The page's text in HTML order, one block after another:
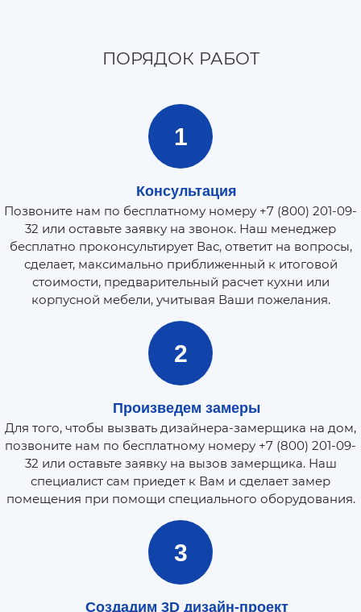
ПОРЯДОК РАБОТ
1
Консультация
Позвоните нам по бесплатному номеру +7 (800) 201-09-
32 или оставьте заявку на звонок. Наш менеджер
бесплатно проконсультирует Вас, ответит на вопросы,
сделает, максимально приближенный к итоговой
стоимости, предварительный расчет кухни или
корпусной мебели, учитывая Ваши пожелания.
2
Произведем замеры
Для того, чтобы вызвать дизайнера-замерщика на дом,
позвоните нам по бесплатному номеру +7 (800) 201-09-
32 или оставьте заявку на вызов замерщика. Наш
специалист сам приедет к Вам и сделает замер
помещения при помощи специального оборудования.
3
Создадим 3D дизайн-проект